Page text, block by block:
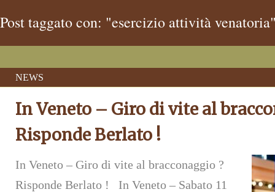
Post taggato con: "esercizio attività
NEWS
In Veneto – Giro di vite al
Risponde Berlato !
In Veneto – Giro di vite al bracconaggio ?
Risponde Berlato ! In Veneto – Sabato 11